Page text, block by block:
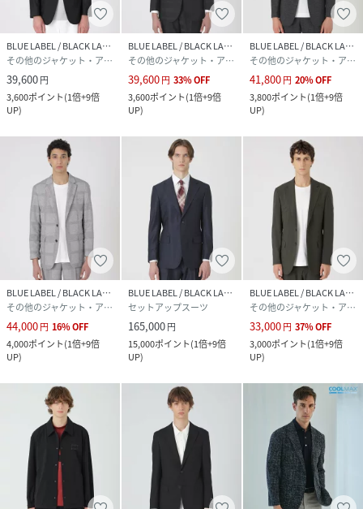
BLUE LABEL / BLACK LABEL CRESTBRIDGE
その他のジャケット・アウター
39,600円
3,600ポイント(1倍+9倍
UP)
BLUE LABEL / BLACK LABEL CRESTBRIDGE
その他のジャケット・アウター
39,600円 33%OFF
3,600ポイント(1倍+9倍
UP)
BLUE LABEL / BLACK LABEL CRESTBRIDGE
その他のジャケット・アウター
41,800円 20%OFF
3,800ポイント(1倍+9倍
UP)
BLUE LABEL / BLACK LABEL CRESTBRIDGE
その他のジャケット・アウター
44,000円 16%OFF
4,000ポイント(1倍+9倍
UP)
BLUE LABEL / BLACK LABEL CRESTBRIDGE
セットアップスーツ
165,000円
15,000ポイント(1倍+9倍
UP)
BLUE LABEL / BLACK LABEL CRESTBRIDGE
その他のジャケット・アウター
33,000円 37%OFF
3,000ポイント(1倍+9倍
UP)